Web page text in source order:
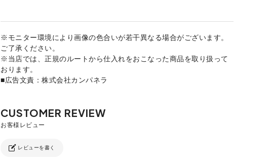
※モニター環境により画像の色合いが若干異なる場合がございます。
ご了承ください。
※当店では、正規のルートから仕入れをおこなった商品を取り扱って
おります。
■広告文責：株式会社カンパネラ
レビューを書く